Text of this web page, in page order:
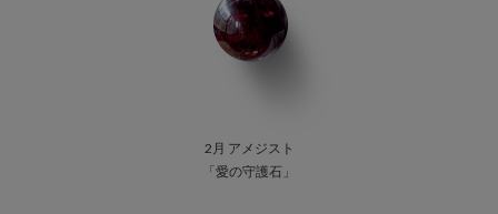
2月 アメジスト
「愛の守護石」